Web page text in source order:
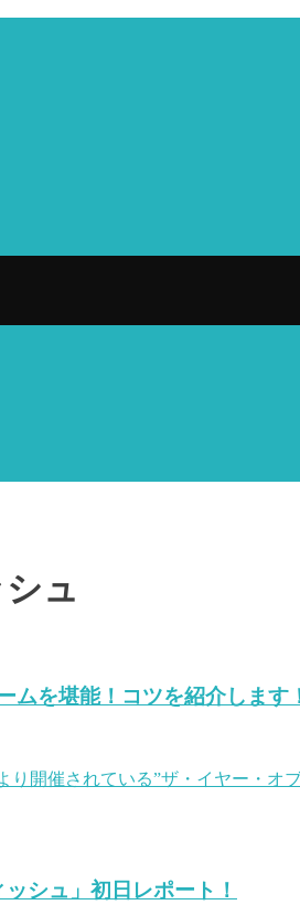
ュ
を堪能！コツを紹介します
開催されている”ザ・イヤー・
シュ」初日レポート！